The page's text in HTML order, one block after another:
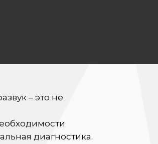
– это не
диагностика.